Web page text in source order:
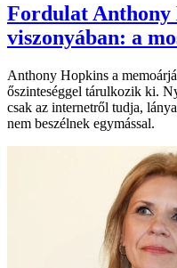
Fordulat Anthony
viszonyában: a
Anthony Hopkins a
őszinteséggel tárulkozik ki.
csak az internetről tudja,
nem beszélnek egymással.